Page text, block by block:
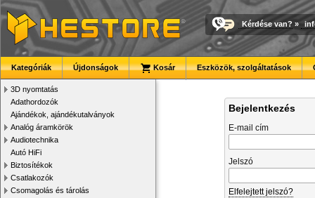
Kérdése van? »
Kategóriák Újdonságok Kosár Eszközök, szolgáltatások
3D nyomtatás
Adathordozók
Ajándékok, ajándékutalványok
Analóg áramkörök
Audiotechnika
Autó HiFi
Biztosítékok
Csatlakozók
Csomagolás és tárolás
Bejelentkezés
E-mail cím
Jelszó
Elfelejtett jelszó?